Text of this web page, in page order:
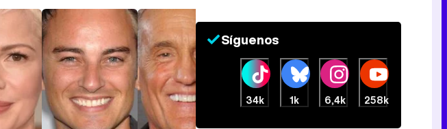
Síguenos
34k 1k 6,4k 258k